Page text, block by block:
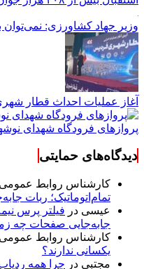
وزیر جهاد کشاورزی:
آغاز عملیات احداث قطار
پروازهای فرودگاه شهدای
دیدگاه‌های حمایتی
کارشناس روابط عمومی
تمام‌اتوماتیک؛ ربات
عیسی در فیلتر پرس
جابه‌جایی صفحات چه
کارشناس روابط عمومی
یکسانی ندارند؟
مجتبی در چرا همه